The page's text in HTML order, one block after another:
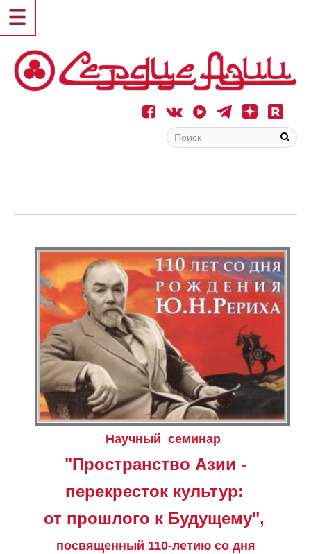
Научный семинар
"Пространство Азии -
перекресток культур:
от прошлого к Будущему",
посвященный 110-летию со дня